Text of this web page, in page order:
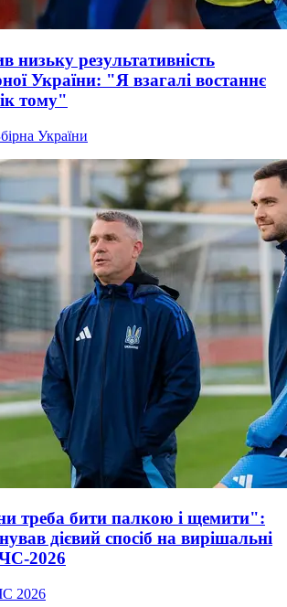
низьку результативність
України: "Я взагалі востаннє
тому"
України
треба бити палкою і щемити":
дієвий спосіб на вирішальні
2026
2026